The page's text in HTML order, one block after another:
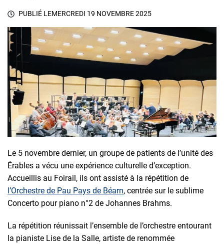
PUBLIÉ LEMERCREDI 19 NOVEMBRE 2025
Le 5 novembre dernier, un groupe de patients de l’unité des
Érables a vécu une expérience culturelle d’exception.
Accueillis au Foirail, ils ont assisté à la répétition de
l’Orchestre de Pau Pays de Béarn, centrée sur le sublime
Concerto pour piano n°2 de Johannes Brahms.
La répétition réunissait l’ensemble de l’orchestre entourant
la pianiste Lise de la Salle, artiste de renommée